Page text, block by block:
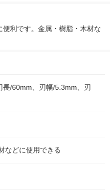
利です。金属・樹脂・木材な
長/60mm、刃幅/5.3mm、刃
などに使用できる